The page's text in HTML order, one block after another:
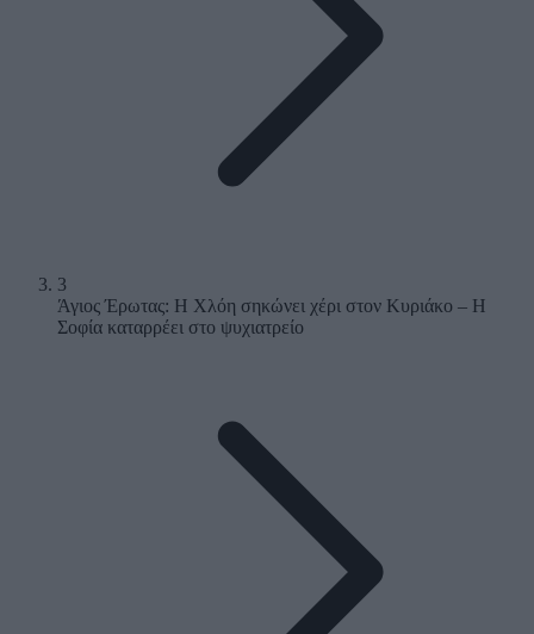
3
Άγιος Έρωτας: Η Χλόη σηκώνει χέρι στον Κυριάκο – Η
Σοφία καταρρέει στο ψυχιατρείο